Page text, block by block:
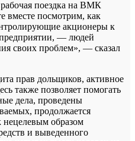
поездка на ВМК
вместе посмотрим, как
акционеры к
— людей
своих проблем», — сказал
прав дольщиков, активное
также позволяет помогать
дела, проведены
продолжается
нецелевым образом
и выведенного